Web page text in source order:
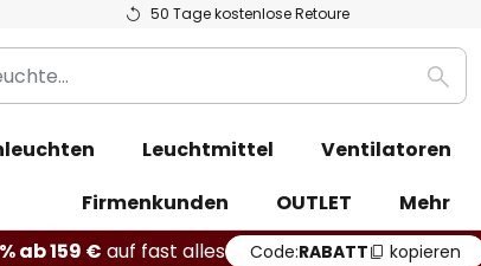
50 Tage kostenlose Retoure
Suche
Leuchtmittel Ventilatoren
Firmenkunden
OUTLET
Mehr
ab 159 € auf fast alles Code:RABATT kopieren